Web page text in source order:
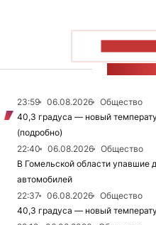
23:59 06.08.2026
Общество
40,3 градуса — новый
(подробно)
22:40
06.08.2026
Общество
В Гомельской области упавшие
автомобилей
22:37
06.08.2026
Общество
40,3 градуса — новый